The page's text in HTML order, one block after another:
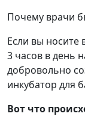
Почему врачи
Если вы носите
3 часов в день
добровольно
инкубатор для
Вот что